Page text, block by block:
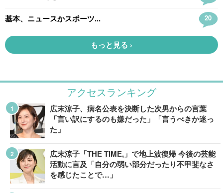
アクセスランキング
広末涼子、病名公表を決断した次男からの言葉
「言い訳にするのも嫌だった」「言うべきか迷っ
た」
広末涼子「THE TIME,」で地上波復帰 今後の芸能
活動に言及「自分の弱い部分だったり不甲斐なさ
を感じたことで…」